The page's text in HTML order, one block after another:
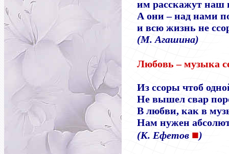
им расскажут наш
А они – над нами
и всю жизнь не
(М. Агашина)
Любовь – музыка
Из ссоры чтоб
Не вышел свар
В любви, как в
Нам нужен
(К. Ефетов ■)